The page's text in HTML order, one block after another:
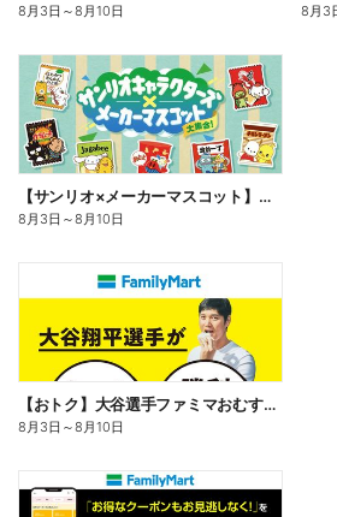
8月3日 ～8月10日 8月3
【サンリオ×メーカーマスコット】オリジナルグッズ貰える!
8月3日 ～8月10日
【おトク】大谷選手ファミマおむすび割
8月3日 ～8月10日